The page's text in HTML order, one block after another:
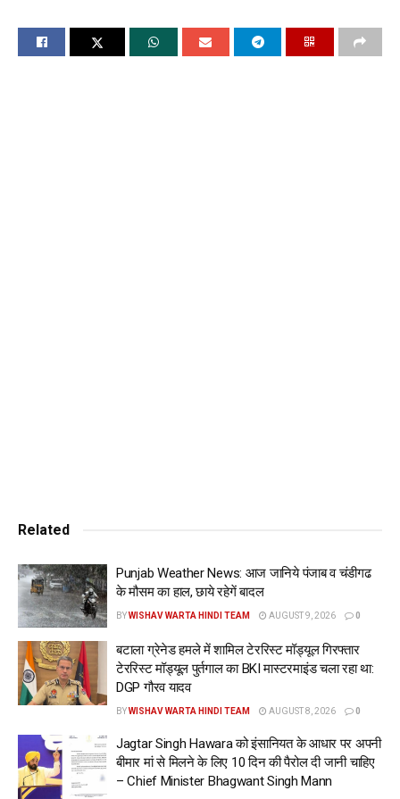
मुख्य लक्ष्य ज्यादा गरीब परिवारों के विद्यार्थियों को शिक्षा पूरी करने के लिये
Related
Punjab Weather News: आज जानिये पंजाब व चंडीगढ
के मौसम का हाल, छाये रहेगें बादल
BYWISHAV WARTA HINDI TEAM AUGUST 9, 2026 0
बटाला ग्रेनेड हमले में शामिल टेररिस्ट मॉड्यूल गिरफ्तार
टेररिस्ट मॉड्यूल पुर्तगाल का BKI मास्टरमाइंड चला रहा था:
DGP गौरव यादव
BYWISHAV WARTA HINDI TEAM AUGUST 8, 2026 0
Jagtar Singh Hawara को इंसानियत के आधार पर अपनी
बीमार मां से मिलने के लिए 10 दिन की पैरोल दी जानी चाहिए
– Chief Minister Bhagwant Singh Mann